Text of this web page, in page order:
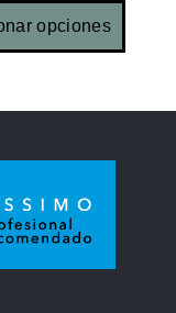
opciones